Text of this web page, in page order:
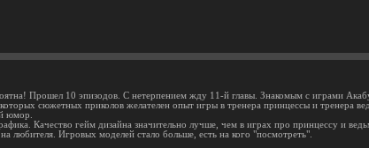
Прошел 10 эпизодов. С нетерпением жду 11-й главы. Знакомым с играми
сюжетных приколов желателен опыт игры в тренера принцессы и тренера
юмор.
Качество гейм дизайна значительно лучше, чем в играх про принцессу и
любителя. Игровых моделей стало больше, есть на кого "посмотреть".